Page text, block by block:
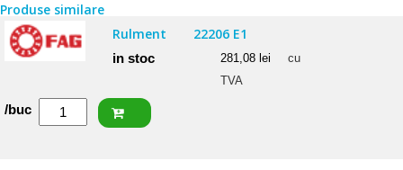
Produse similare
Rulment
22206 E1
in stoc 281,08 lei
cu
TVA
Cantitate
/buc